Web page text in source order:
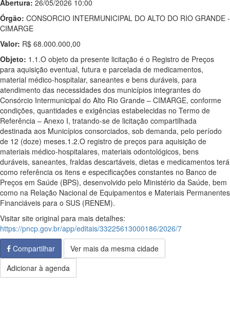
Abertura: 26/05/2026 10:00
Órgão: CONSORCIO INTERMUNICIPAL DO ALTO DO RIO GRANDE -
CIMARGE
Valor: R$ 68.000.000,00
Objeto: 1.1.O objeto da presente licitação é o Registro de Preços
para aquisição eventual, futura e parcelada de medicamentos,
material médico-hospitalar, saneantes e bens duráveis, para
atendimento das necessidades dos municípios integrantes do
Consórcio Intermunicipal do Alto Rio Grande – CIMARGE, conforme
condições, quantidades e exigências estabelecidas no Termo de
Referência – Anexo I, tratando-se de licitação compartilhada
destinada aos Municípios consorciados, sob demanda, pelo período
de 12 (doze) meses.1.2.O registro de preços para aquisição de
materiais médico-hospitalares, materiais odontológicos, bens
duráveis, saneantes, fraldas descartáveis, dietas e medicamentos terá
como referência os itens e especificações constantes no Banco de
Preços em Saúde (BPS), desenvolvido pelo Ministério da Saúde, bem
como na Relação Nacional de Equipamentos e Materiais Permanentes
Financiáveis para o SUS (RENEM).
Visitar site original para mais detalhes:
https://pncp.gov.br/app/editais/33225613000186/2026/7
Compartilhar
Ver mais da mesma cidade
Adicionar à agenda